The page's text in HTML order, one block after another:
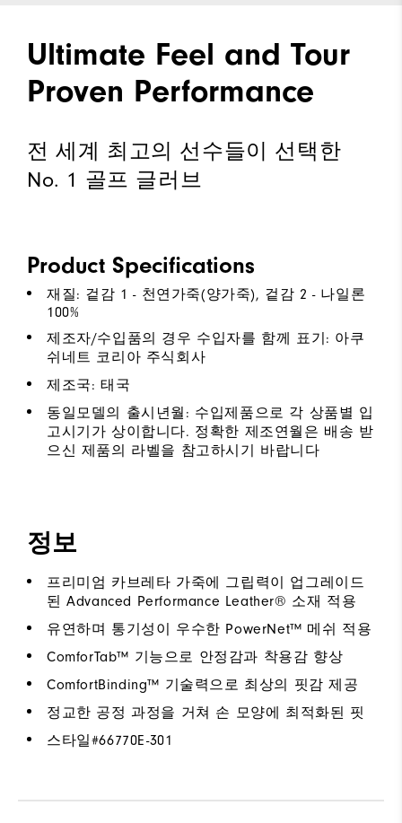
Ultimate Feel and Tour
Proven Performance
전 세계 최고의 선수들이 선택한
No. 1 골프 글러브
Product Specifications
재질: 겉감 1 - 천연가죽(양가죽), 겉감 2 - 나일론
100%
제조자/수입품의 경우 수입자를 함께 표기: 아쿠
쉬네트 코리아 주식회사
제조국: 태국
동일모델의 출시년월: 수입제품으로 각 상품별 입
고시기가 상이합니다. 정확한 제조연월은 배송 받
으신 제품의 라벨을 참고하시기 바랍니다
정보
프리미엄 카브레타 가죽에 그립력이 업그레이드
된 Advanced Performance Leather® 소재 적용
유연하며 통기성이 우수한 PowerNet™ 메쉬 적용
ComforTab™ 기능으로 안정감과 착용감 향상
ComfortBinding™ 기술력으로 최상의 핏감 제공
정교한 공정 과정을 거쳐 손 모양에 최적화된 핏
스타일#66770E-301